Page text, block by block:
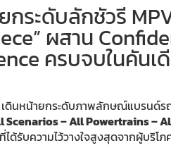
กระดับลักชัวรี
ผสาน
ครบจบในคันเ
เดินหน้ายกระดับภาพลักษณ์แบรนด์ร
Scenarios – All Powertrains –
ด้รับความไว้วางใจสูงสุดจากผู้บริโ